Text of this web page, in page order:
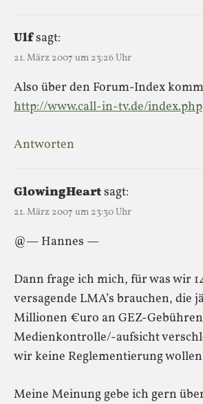
Ulfsagt:
21. März 2007 um 23:26 Uhr
Also über den Forum-Index
http://www.call-in-tv.de/index.php
Antworten
GlowingHeartsagt:
21. März 2007 um 23:30 Uhr
@— Hannes —
Dann frage ich mich, für was wir
versagende LMA’s brauchen, die
Millionen €uro an GEZ-Gebühren
Medienkontrolle/-aufsicht
wir keine Reglementierung
Meine Meinung gebe ich gern